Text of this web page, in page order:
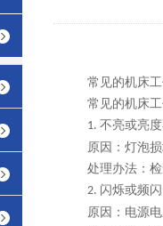
常见的机床
常见的机床
1. 不亮或亮
原因：灯泡
处理办法：
2. 闪烁或频
原因：电源